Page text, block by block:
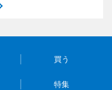
買う
特集